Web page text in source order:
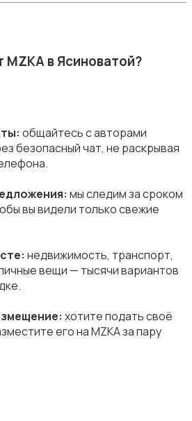
в Ясиноватой?
общайтесь с авторами
безопасный чат, не раскрывая
мы следим за сроком
вы видели только свежие
недвижимость, транспорт,
вещи — тысячи вариантов
хотите подать своё
его на MZKA за пару